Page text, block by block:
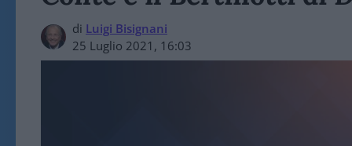
di Luigi Bisignani
25 Luglio 2021, 16:03